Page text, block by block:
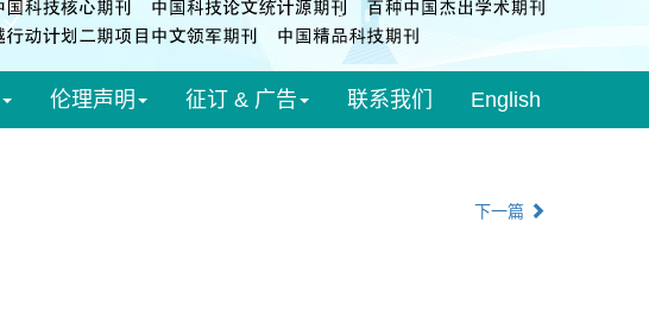
伦理声明 征订 & 广告 联系我们 English
下一篇